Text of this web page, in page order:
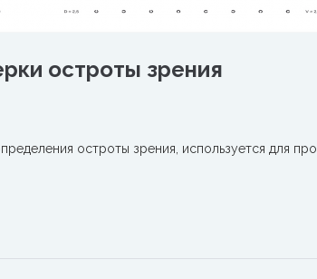
остроты зрения
остроты зрения, используется для